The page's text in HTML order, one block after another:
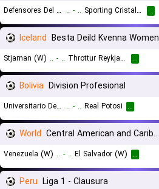
Defensores Del Ilucan (W) .. - .. Sporting Cristal (W) ...
Iceland Besta Deild Kvenna Women
Stjarnan (W) .. - .. Throttur Reykjavik (W) ...
Bolivia Division Profesional
Universitario De Vinto .. - .. Real Potosi ...
World Central American and Caribbean Games Women
Venezuela (W) .. - .. El Salvador (W) ...
Peru Liga 1 - Clausura